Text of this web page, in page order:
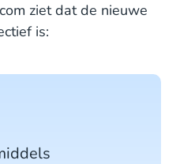
ziet dat de nieuwe
is: